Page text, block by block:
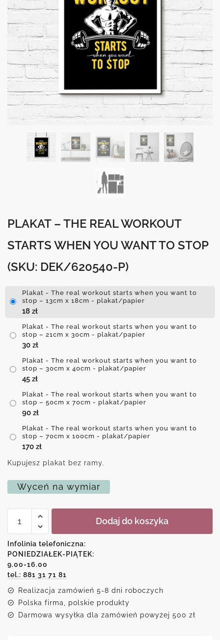
PLAKAT – THE REAL WORKOUT
STARTS WHEN YOU WANT TO STOP
(SKU: DEK/620540-P)
Plakat - The real workout starts when you want to
stop – 13cm x 18cm - plakat/papier
18 zł
Plakat - The real workout starts when you want to
stop – 21cm x 30cm - plakat/papier
30 zł
Plakat - The real workout starts when you want to
stop – 30cm x 40cm - plakat/papier
45 zł
Plakat - The real workout starts when you want to
stop – 50cm x 70cm - plakat/papier
90 zł
Plakat - The real workout starts when you want to
stop – 70cm x 100cm - plakat/papier
170 zł
Kupujesz plakat bez ramy.
Wyceń na wymiar
Plakat
real
workout
starts
when
want
to
Dodaj do koszyka
Infolinia telefoniczna:
PONIEDZIAŁEK-PIĄTEK:
9.00-16.00
tel.: 881 31 71 81
Realizacja zamówień 5-8 dni roboczych
Polska firma, polskie produkty
Darmowa wysyłka dla zamówień powyżej 500 zł